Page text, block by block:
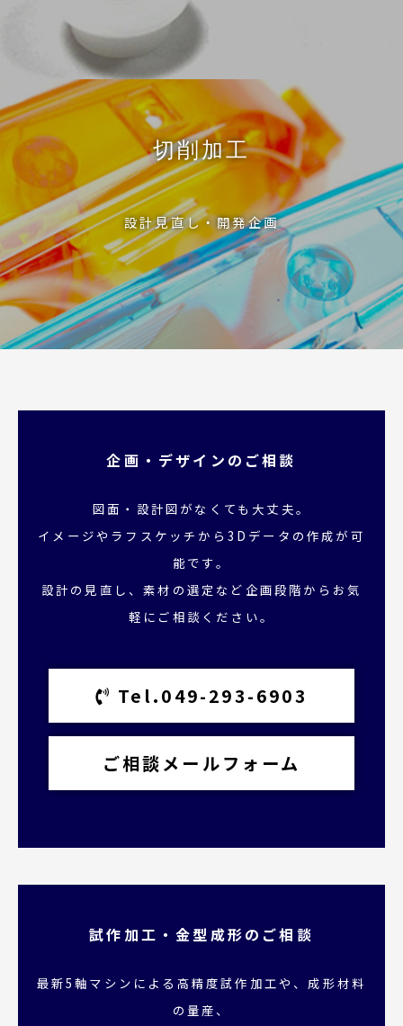
切削加工
設計見直し・開発企画
企画・デザインのご相談
図面・設計図がなくても大丈夫。
イメージやラフスケッチから3Dデータの作成が可
能です。
設計の見直し、素材の選定など企画段階からお気
軽にご相談ください。
Tel.049-293-6903
ご相談メールフォーム
試作加工・金型成形のご相談
最新5軸マシンによる高精度試作加工や、成形材料
の量産、